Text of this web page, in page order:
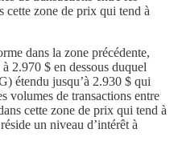
cette zone de prix qui tend à
dans la zone précédente,
2.970 $ en dessous duquel
étendu jusqu’à 2.930 $ qui
volumes de transactions entre
cette zone de prix qui tend à
un niveau d’intérêt à